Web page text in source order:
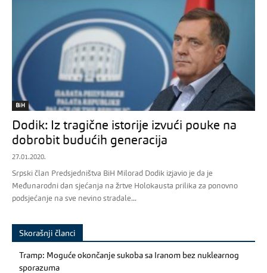
BiH
Dodik: Iz tragične istorije izvući pouke na
dobrobit budućih generacija
27.01.2020.
Srpski član Predsjedništva BiH Milorad Dodik izjavio je da je
Međunarodni dan sjećanja na žrtve Holokausta prilika za ponovno
podsjećanje na sve nevino stradale...
Skorašnji članci
Tramp: Moguće okončanje sukoba sa Iranom bez nuklearnog
sporazuma